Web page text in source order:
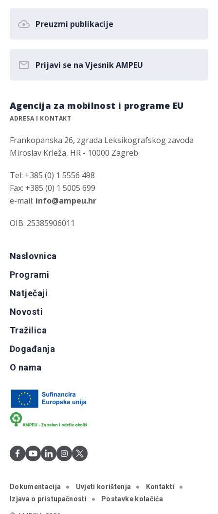
Preuzmi publikacije
Prijavi se na Vjesnik AMPEU
Agencija za mobilnost i programe EU
ADRESA I KONTAKT
Frankopanska 26, zgrada Leksikografskog zavoda
Miroslav Krleža, HR - 10000 Zagreb
Tel: +385 (0) 1 5556 498
Fax: +385 (0) 1 5005 699
e-mail: info@ampeu.hr
OIB: 25385906011
Naslovnica
Programi
Natječaji
Novosti
Tražilica
Događanja
O nama
Dokumentacija Uvjeti korištenja
Kontakti
Izjava o pristupačnosti
Postavke kolačića